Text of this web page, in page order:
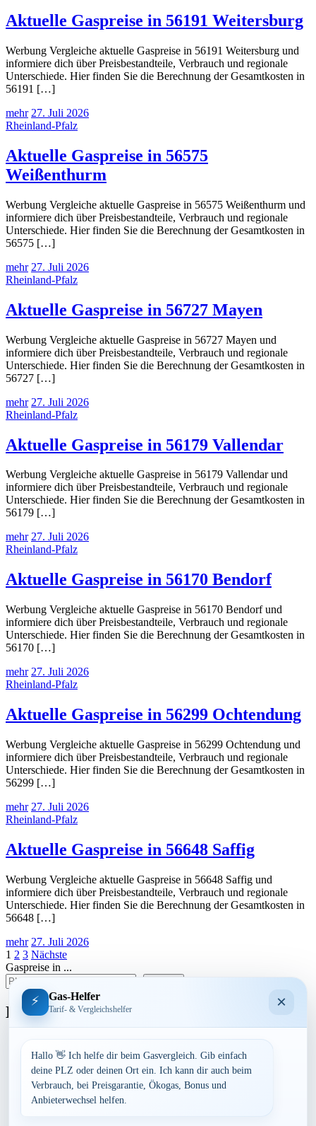
Aktuelle Gaspreise in 56191 Weitersburg
Werbung Vergleiche aktuelle Gaspreise in 56191 Weitersburg und
informiere dich über Preisbestandteile, Verbrauch und regionale
Unterschiede. Hier finden Sie die Berechnung der Gesamtkosten in
56191 […]
mehr 27. Juli 2026
Rheinland-Pfalz
Aktuelle Gaspreise in 56575
Weißenthurm
Werbung Vergleiche aktuelle Gaspreise in 56575 Weißenthurm und
informiere dich über Preisbestandteile, Verbrauch und regionale
Unterschiede. Hier finden Sie die Berechnung der Gesamtkosten in
56575 […]
mehr 27. Juli 2026
Rheinland-Pfalz
Aktuelle Gaspreise in 56727 Mayen
Werbung Vergleiche aktuelle Gaspreise in 56727 Mayen und
informiere dich über Preisbestandteile, Verbrauch und regionale
Unterschiede. Hier finden Sie die Berechnung der Gesamtkosten in
56727 […]
mehr 27. Juli 2026
Rheinland-Pfalz
Aktuelle Gaspreise in 56179 Vallendar
Werbung Vergleiche aktuelle Gaspreise in 56179 Vallendar und
informiere dich über Preisbestandteile, Verbrauch und regionale
Unterschiede. Hier finden Sie die Berechnung der Gesamtkosten in
56179 […]
mehr 27. Juli 2026
Rheinland-Pfalz
Aktuelle Gaspreise in 56170 Bendorf
Werbung Vergleiche aktuelle Gaspreise in 56170 Bendorf und
informiere dich über Preisbestandteile, Verbrauch und regionale
Unterschiede. Hier finden Sie die Berechnung der Gesamtkosten in
56170 […]
mehr 27. Juli 2026
Rheinland-Pfalz
Aktuelle Gaspreise in 56299 Ochtendung
Werbung Vergleiche aktuelle Gaspreise in 56299 Ochtendung und
informiere dich über Preisbestandteile, Verbrauch und regionale
Unterschiede. Hier finden Sie die Berechnung der Gesamtkosten in
56299 […]
mehr 27. Juli 2026
Rheinland-Pfalz
Aktuelle Gaspreise in 56648 Saffig
Werbung Vergleiche aktuelle Gaspreise in 56648 Saffig und
informiere dich über Preisbestandteile, Verbrauch und regionale
Unterschiede. Hier finden Sie die Berechnung der Gesamtkosten in
56648 […]
mehr 27. Juli 2026
Seitennummerierung
der
Beiträge
1 2 3 Nächste
Gaspreise in ...
Bundesland
Bayern
Berlin
Brandenburg
Hamburg
⚡ Gas-Helfer
Tarif- & Vergleichshelfer ×
Hallo 👋 Ich helfe dir beim Gasvergleich. Gib einfach
deine PLZ oder deinen Ort ein. Ich kann dir auch beim
Verbrauch, bei Preisgarantie, Ökogas, Bonus und
Anbieterwechsel helfen.